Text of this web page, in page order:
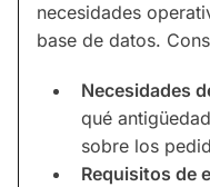
necesidades
base de datos.
Necesidades
qué
sobre los
Requisitos de